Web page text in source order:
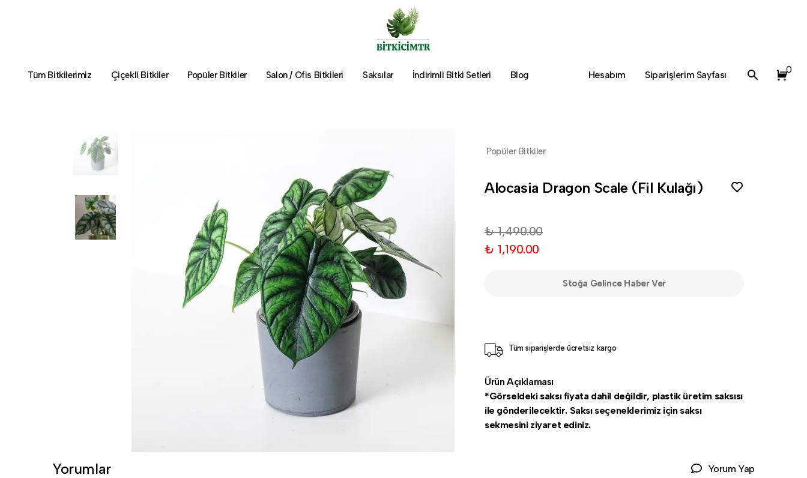
Tüm Bitkilerimiz Çiçekli Bitkiler Popüler Bitkiler Salon / Ofis Bitkileri Saksılar İndirimli Bitki Setleri Blog Hesabım Siparişlerim Sayfası 0
Popüler Bitkiler
Alocasia Dragon Scale (Fil Kulağı)
₺ 1,490.00
₺ 1,190.00
Stoğa Gelince Haber Ver
Tüm siparişlerde ücretsiz kargo
Ürün Açıklaması
*Görseldeki saksı fiyata dahil değildir, plastik üretim saksısı
ile gönderilecektir. Saksı seçeneklerimiz için saksı
sekmesini ziyaret ediniz.
Yorumlar Yorum Yap